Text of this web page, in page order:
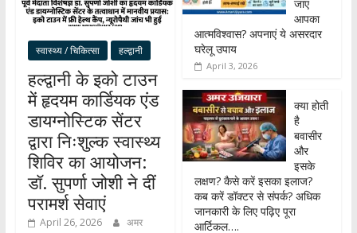
स्वास्थ्य / चिकित्सा हल्द्वानी
हल्द्वानी के इको टाउन
में हृदयम कार्डियक एंड
डायग्नोस्टिक सेंटर
द्वारा निःशुल्क स्वास्थ्य
शिविर का आयोजन:
डॉ. सुपर्णा जोशी ने दीं
परामर्श सेवाएं
April 26, 2026
अमर
जाए
आपका
आत्मविश्वास? अपनाएं ये असरदार
घरेलू उपाय
April 3, 2026
क्या होती
है
बवासीर
और
इसके
लक्षण? कैसे करें इसका इलाज?
कब करें डॉक्टर से संपर्क? अधिक
जानकारी के लिए पढ़िए पूरा
आर्टिकल….